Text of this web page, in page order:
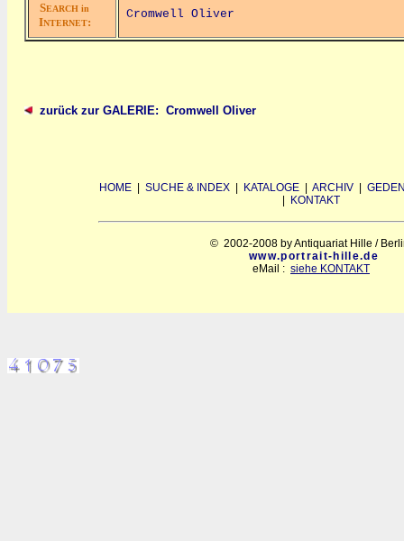
SEARCH in
INTERNET:
Cromwell Oliver
zurück zur GALERIE: Cromwell Oliver
HOME SUCHE & INDEX KATALOGE ARCHIV
KONTAKT
© 2002-2008 by Antiquariat Hille /
www.portrait-hille.de
eMail : siehe KONTAKT